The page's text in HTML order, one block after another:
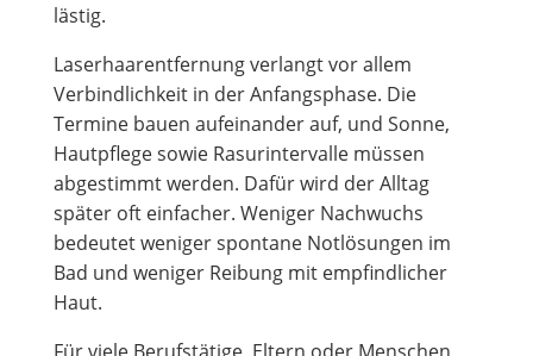
lästig.
Laserhaarentfernung verlangt vor allem
Verbindlichkeit in der Anfangsphase. Die
Termine bauen aufeinander auf, und Sonne,
Hautpflege sowie Rasurintervalle müssen
abgestimmt werden. Dafür wird der Alltag
später oft einfacher. Weniger Nachwuchs
bedeutet weniger spontane Notlösungen im
Bad und weniger Reibung mit empfindlicher
Haut.